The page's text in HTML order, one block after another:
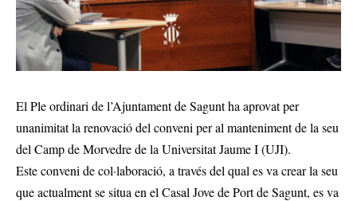
El Ple ordinari de l’Ajuntament de Sagunt ha aprovat per
unanimitat la renovació del conveni per al manteniment de la seu
del Camp de Morvedre de la Universitat Jaume I (UJI).
Este conveni de col·laboració, a través del qual es va crear la seu
que actualment se situa en el Casal Jove de Port de Sagunt, es va